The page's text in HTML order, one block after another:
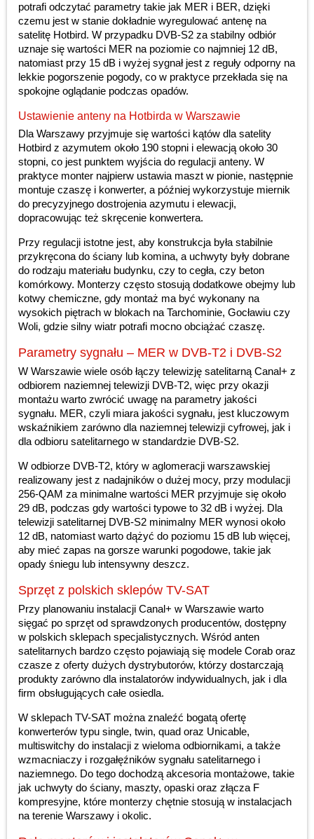
potrafi odczytać parametry takie jak MER i BER, dzięki
czemu jest w stanie dokładnie wyregulować antenę na
satelitę Hotbird. W przypadku DVB-S2 za stabilny odbiór
uznaje się wartości MER na poziomie co najmniej 12 dB,
natomiast przy 15 dB i wyżej sygnał jest z reguły odporny na
lekkie pogorszenie pogody, co w praktyce przekłada się na
spokojne oglądanie podczas opadów.
Ustawienie anteny na Hotbirda w Warszawie
Dla Warszawy przyjmuje się wartości kątów dla satelity
Hotbird z azymutem około 190 stopni i elewacją około 30
stopni, co jest punktem wyjścia do regulacji anteny. W
praktyce monter najpierw ustawia maszt w pionie, następnie
montuje czaszę i konwerter, a później wykorzystuje miernik
do precyzyjnego dostrojenia azymutu i elewacji,
dopracowując też skręcenie konwertera.
Przy regulacji istotne jest, aby konstrukcja była stabilnie
przykręcona do ściany lub komina, a uchwyty były dobrane
do rodzaju materiału budynku, czy to cegła, czy beton
komórkowy. Monterzy często stosują dodatkowe obejmy lub
kotwy chemiczne, gdy montaż ma być wykonany na
wysokich piętrach w blokach na Tarchominie, Gocławiu czy
Woli, gdzie silny wiatr potrafi mocno obciążać czaszę.
Parametry sygnału – MER w DVB-T2 i DVB-S2
W Warszawie wiele osób łączy telewizję satelitarną Canal+ z
odbiorem naziemnej telewizji DVB-T2, więc przy okazji
montażu warto zwrócić uwagę na parametry jakości
sygnału. MER, czyli miara jakości sygnału, jest kluczowym
wskaźnikiem zarówno dla naziemnej telewizji cyfrowej, jak i
dla odbioru satelitarnego w standardzie DVB-S2.
W odbiorze DVB-T2, który w aglomeracji warszawskiej
realizowany jest z nadajników o dużej mocy, przy modulacji
256-QAM za minimalne wartości MER przyjmuje się około
29 dB, podczas gdy wartości typowe to 32 dB i wyżej. Dla
telewizji satelitarnej DVB-S2 minimalny MER wynosi około
12 dB, natomiast warto dążyć do poziomu 15 dB lub więcej,
aby mieć zapas na gorsze warunki pogodowe, takie jak
opady śniegu lub intensywny deszcz.
Sprzęt z polskich sklepów TV-SAT
Przy planowaniu instalacji Canal+ w Warszawie warto
sięgać po sprzęt od sprawdzonych producentów, dostępny
w polskich sklepach specjalistycznych. Wśród anten
satelitarnych bardzo często pojawiają się modele Corab oraz
czasze z oferty dużych dystrybutorów, którzy dostarczają
produkty zarówno dla instalatorów indywidualnych, jak i dla
firm obsługujących całe osiedla.
W sklepach TV-SAT można znaleźć bogatą ofertę
konwerterów typu single, twin, quad oraz Unicable,
multiswitchy do instalacji z wieloma odbiornikami, a także
wzmacniaczy i rozgałęźników sygnału satelitarnego i
naziemnego. Do tego dochodzą akcesoria montażowe, takie
jak uchwyty do ściany, maszty, opaski oraz złącza F
kompresyjne, które monterzy chętnie stosują w instalacjach
na terenie Warszawy i okolic.